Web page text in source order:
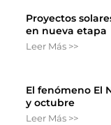
Proyectos
en nueva etapa
Leer Más >>
El fenómeno El
y octubre
Leer Más >>